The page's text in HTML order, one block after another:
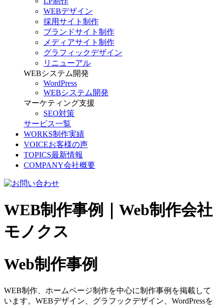
WEBデザイン
採用サイト制作
ブランドサイト制作
メディアサイト制作
グラフィックデザイン
リニューアル
WEBシステム開発
WordPress
WEBシステム開発
マーケティング支援
SEO対策
サービス一覧
WORKS制作実績
VOICEお客様の声
TOPICS最新情報
COMPANY会社概要
WEB制作事例｜Web制作会社
モノクス
Web制作事例
WEB制作、ホームページ制作を中心に制作事例を掲載して
います。WEBデザイン、グラフックデザイン、WordPressを